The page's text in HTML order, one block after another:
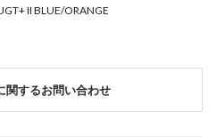
II BLUE/ORANGE
関するお問い合わせ